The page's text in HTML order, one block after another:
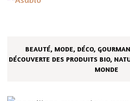
BEAUTÉ, MODE, DÉCO,
DÉCOUVERTE DES PRODUITS BIO,
MONDE